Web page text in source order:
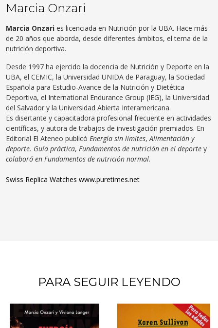
Marcia Onzari
Marcia Onzari es licenciada en Nutrición por la UBA. Hace más
de 20 años que aborda, desde diferentes ámbitos, el tema de la
nutrición deportiva.
Desde 1997 ha ejercido la docencia de Nutrición y Deporte en la
UBA, el CEMIC, la Universidad UNIDA de Paraguay, la Sociedad
Española para Estudio-Avance de la Nutrición y Dietética
Deportiva, el International Endurance Group (IEG), la Universidad
del Salvador y la Universidad Abierta Interamericana.
Es disertante y capacitadora profesional frecuente en actividades
científicas, y autora de trabajos de investigación premiados. En
Editorial El Ateneo publicó Energía sin límites, Alimentación y
deporte. Guía práctica, Fundamentos de nutrición en el deporte y
colaboró en Fundamentos de nutrición normal.
Swiss Replica Watches www.puretimes.net
PARA SEGUIR LEYENDO